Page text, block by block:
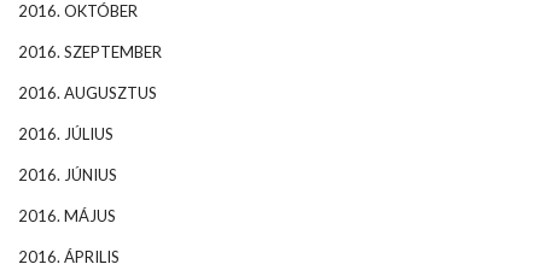
2016. OKTÓBER
2016. SZEPTEMBER
2016. AUGUSZTUS
2016. JÚLIUS
2016. JÚNIUS
2016. MÁJUS
2016. ÁPRILIS